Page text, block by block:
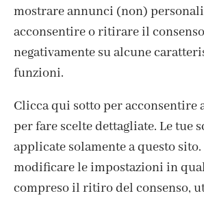
mostrare annunci (non)
acconsentire o ritirare il
negativamente su alcune
funzioni.
Clicca qui sotto per acconsentire
per fare scelte dettagliate. Le tue
applicate solamente a questo
modificare le impostazioni in
compreso il ritiro del consenso,
CONTATTI
IL MIO ACCOUNT